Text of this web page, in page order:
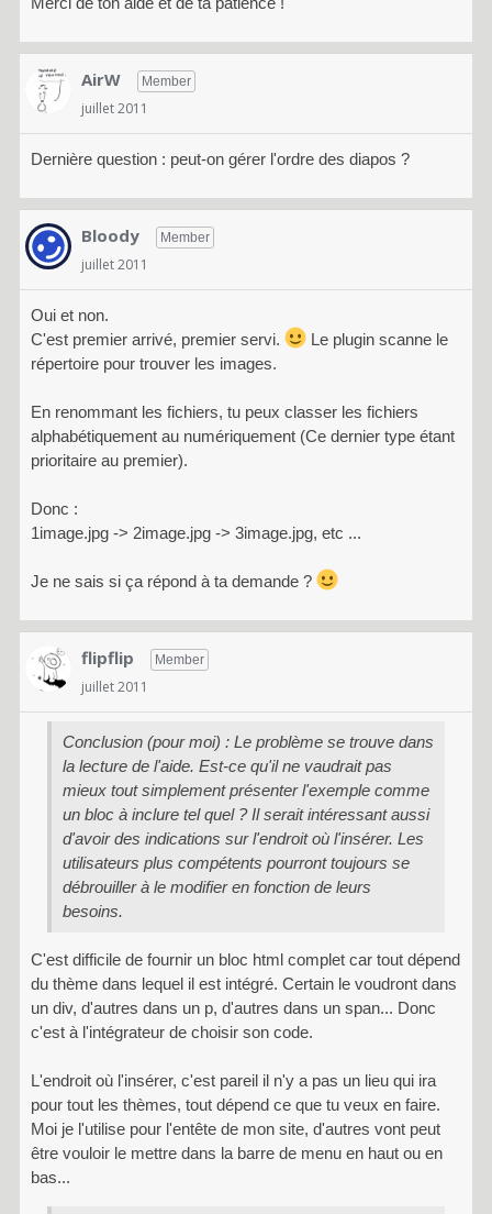
AirW Member
juillet 2011
Dernière question : peut-on gérer l'ordre des diapos ?
Bloody Member
juillet 2011
Oui et non.
C'est premier arrivé, premier servi.
Le plugin scanne le
répertoire pour trouver les images.
En renommant les fichiers, tu peux classer les fichiers
alphabétiquement au numériquement (Ce dernier type étant
prioritaire au premier).
Donc :
1image.jpg -> 2image.jpg -> 3image.jpg, etc ...
Je ne sais si ça répond à ta demande ?
flipflip Member
juillet 2011
Conclusion (pour moi) : Le problème se trouve dans
la lecture de l'aide. Est-ce qu'il ne vaudrait pas
mieux tout simplement présenter l'exemple comme
un bloc à inclure tel quel ? Il serait intéressant aussi
d'avoir des indications sur l'endroit où l'insérer. Les
utilisateurs plus compétents pourront toujours se
débrouiller à le modifier en fonction de leurs
besoins.
C'est difficile de fournir un bloc html complet car tout dépend
du thème dans lequel il est intégré. Certain le voudront dans
un div, d'autres dans un p, d'autres dans un span... Donc
c'est à l'intégrateur de choisir son code.
L'endroit où l'insérer, c'est pareil il n'y a pas un lieu qui ira
pour tout les thèmes, tout dépend ce que tu veux en faire.
Moi je l'utilise pour l'entête de mon site, d'autres vont peut
être vouloir le mettre dans la barre de menu en haut ou en
bas...